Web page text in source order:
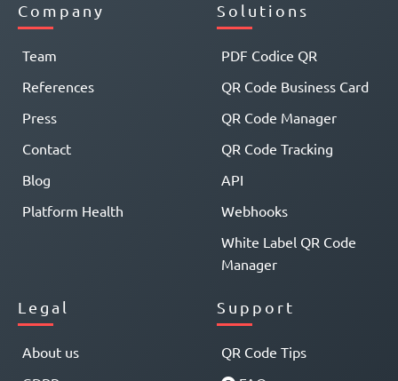
Company
Team
References
Press
Contact
Blog
Platform Health
Solutions
PDF Codice QR
QR Code Business Card
QR Code Manager
QR Code Tracking
API
Webhooks
White Label QR Code
Manager
Legal
About us
Support
QR Code Tips